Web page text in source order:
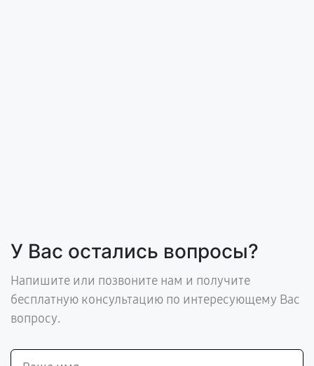
У Вас остались вопросы?
Напишите или позвоните нам и получите
бесплатную консультацию по интересующему Вас
вопросу.